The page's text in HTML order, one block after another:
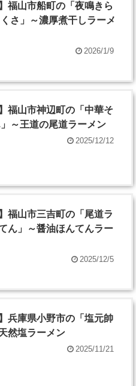
福山市船町の「夜鳴きら
さ」～濃厚煮干しラーメ
2026/1/9
福山市神辺町の「中華そ
～王道の尾道ラーメン
2025/12/12
福山市三吉町の「尾道ラ
ん」～醤油ほんてんラー
2025/12/5
兵庫県小野市の「塩元帥
然塩ラーメン
2025/11/21